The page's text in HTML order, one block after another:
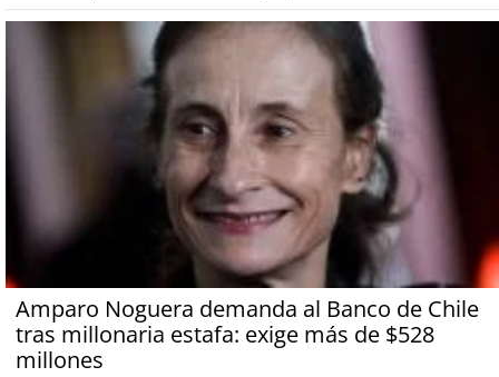
Amparo Noguera demanda al Banco de Chile
tras millonaria estafa: exige más de $528
millones